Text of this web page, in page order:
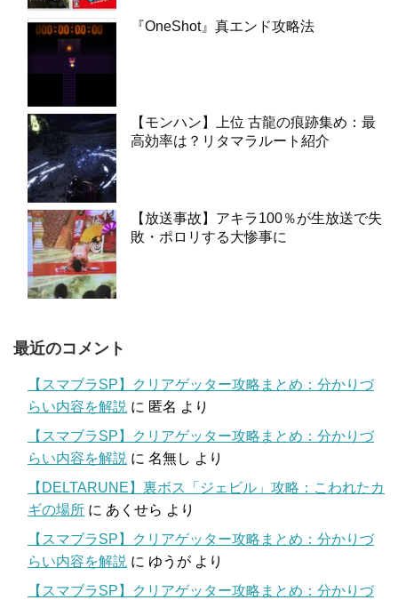
『OneShot』真エンド攻略法
【モンハン】上位 古龍の痕跡集め：最
高効率は？リタマラルート紹介
【放送事故】アキラ100％が生放送で失
敗・ポロリする大惨事に
最近のコメント
【スマブラSP】クリアゲッター攻略まとめ：分かりづ
らい内容を解説 に 匿名 より
【スマブラSP】クリアゲッター攻略まとめ：分かりづ
らい内容を解説 に 名無し より
【DELTARUNE】裏ボス「ジェビル」攻略：こわれたカ
ギの場所 に あくせら より
【スマブラSP】クリアゲッター攻略まとめ：分かりづ
らい内容を解説 に ゆうが より
【スマブラSP】クリアゲッター攻略まとめ：分かりづ